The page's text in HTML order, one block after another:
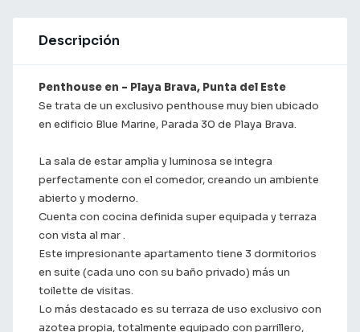
Descripción
Penthouse en - Playa Brava, Punta del Este
Se trata de un exclusivo penthouse muy bien ubicado
en edificio Blue Marine, Parada 30 de Playa Brava.
La sala de estar amplia y luminosa se integra
perfectamente con el comedor, creando un ambiente
abierto y moderno.
Cuenta con cocina definida super equipada y terraza
con vista al mar .
Este impresionante apartamento tiene 3 dormitorios
en suite (cada uno con su baño privado) más un
toilette de visitas.
Lo más destacado es su terraza de uso exclusivo con
azotea propia, totalmente equipado con parrillero,